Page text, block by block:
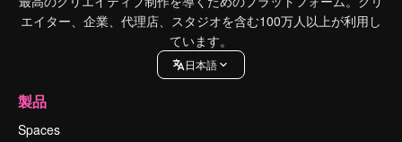
エイター、企業、代理店、スタジオを含む100万人以上が利用し
ています。
日本語
製品
Spaces